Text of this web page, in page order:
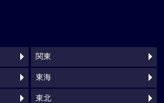
関東
東海
東北